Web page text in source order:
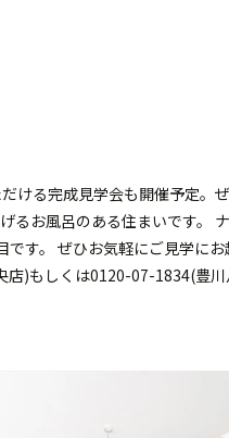
ける完成見学会も開催予定。
るお風呂のある住まいです。
す。 ぜひお気軽にご見学に
)もしくは0120-07-1834(豊